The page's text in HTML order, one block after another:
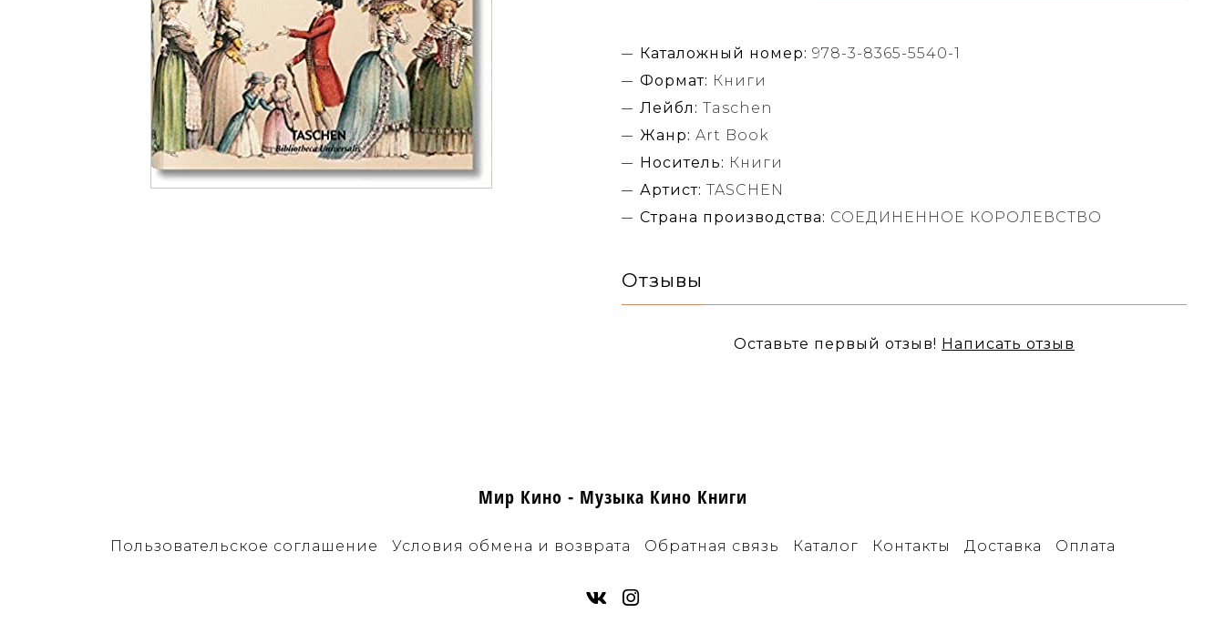
Каталожный номер: 978-3-8365-5540-1
Формат: Книги
Лейбл: Taschen
Жанр: Art Book
Носитель: Книги
Артист: TASCHEN
Страна производства: СОЕДИНЕННОЕ КОРОЛЕВСТВО
Отзывы
Оставьте первый отзыв! Написать отзыв
Мир Кино - Музыка Кино Книги
Пользовательское соглашение Условия обмена и возврата Обратная связь Каталог Контакты Доставка Оплата